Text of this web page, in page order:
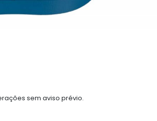
sem aviso prévio.